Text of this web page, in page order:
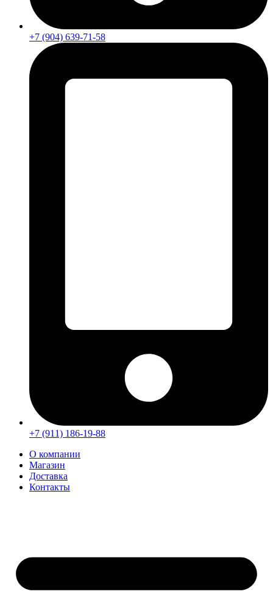
+7 (904) 639-71-58
+7 (911) 186-19-88
О компании
Магазин
Доставка
Контакты